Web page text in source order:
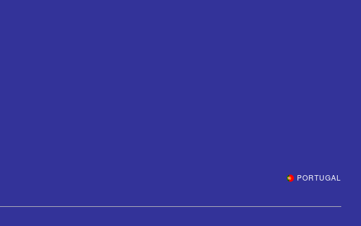
PORTUGAL